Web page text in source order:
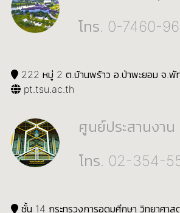
โทร. 0-7460-
222 หมู่ 2 ต.บ้านพร้าว อ.ป่าพะยอม จ.พั
pt.tsu.ac.th
ศูนย์ประสานงาน
โทร. 02-354-
ชั้น 14 กระทรวงการอุดมศึกษา วิทยาศาส